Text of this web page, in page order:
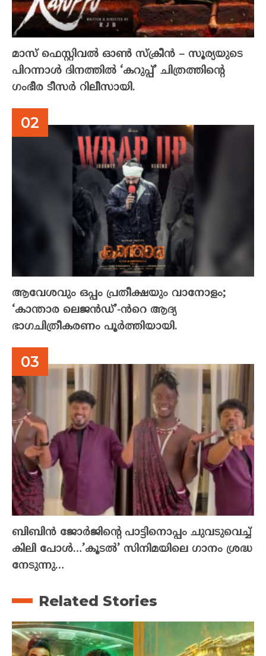
മാസ് ഫെസ്റ്റിവൽ ഓൺ സ്‌ക്രീൻ – സൂര്യയുടെ
പിറന്നാൾ ദിനത്തിൽ ‘കറുപ്പ്’ ചിത്രത്തിന്റെ
ഗംഭീര ടീസർ റിലീസായി.
ആവേശവും ഒപ്പം പ്രതീക്ഷയും വാനോളം;
‘കാന്താര ലെജൻഡ്’-ൻറെ ആദ്യ
ഭാഗചിത്രീകരണം പൂർത്തിയായി.
ബിബിൻ ജോർജിന്റെ പാട്ടിനൊപ്പം ചുവടുവെച്ച്
കിലി പോൾ…’കൂടൽ’ സിനിമയിലെ ഗാനം ശ്രദ്ധ
നേടുന്നു…
Related Stories